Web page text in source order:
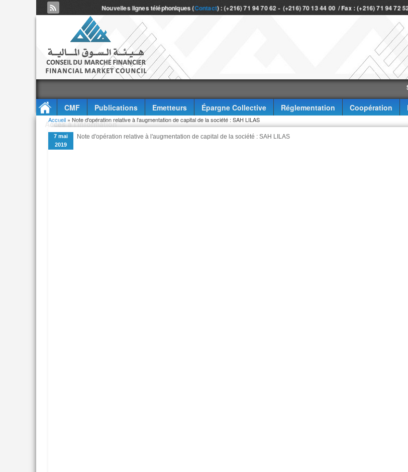
Nouvelles lignes téléphoniques (Contact) : (+216) 71 94 70 62 - (+216) 70 13 44 00 / Fax : (+216) 71 94 72
CMF Publications Emetteurs Épargne Collective Réglementation Coopération
Accès à l'information
Vous êtes ici
Accueil » Note d'opération relative à l'augmentation de capital de la société : SAH LILAS
7 mai
2019
Note d'opération relative à l'augmentation de capital de la société : SAH LILAS